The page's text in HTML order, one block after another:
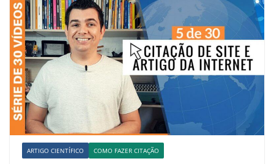
ARTIGO CIENTÍFICO COMO FAZER CITAÇÃO